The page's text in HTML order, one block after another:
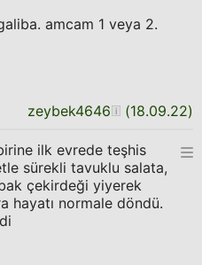
amcam 1 veya 2.
zeybek4646 (18.09.22)
ilk evrede teşhis
sürekli tavuklu salata,
çekirdeği yiyerek
hayatı normale döndü.